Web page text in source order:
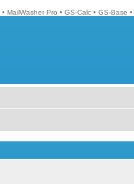
• MailWasher Pro • GS-Calc • GS-Base •